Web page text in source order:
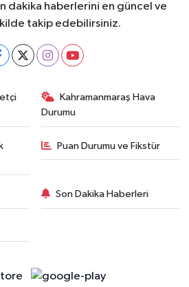
dakika haberlerini en güncel ve
takip edebilirsiniz.
Kahramanmaraş Hava
Durumu
Puan Durumu ve Fikstür
Son Dakika Haberleri